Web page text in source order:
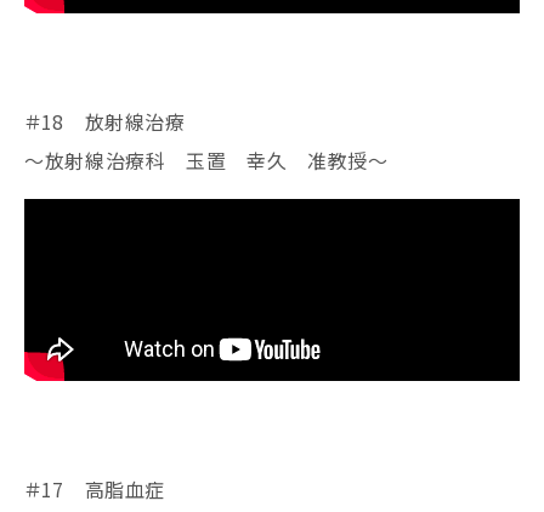
＃18 放射線治療
～放射線治療科 玉置 幸久 准教授～
＃17 高脂血症